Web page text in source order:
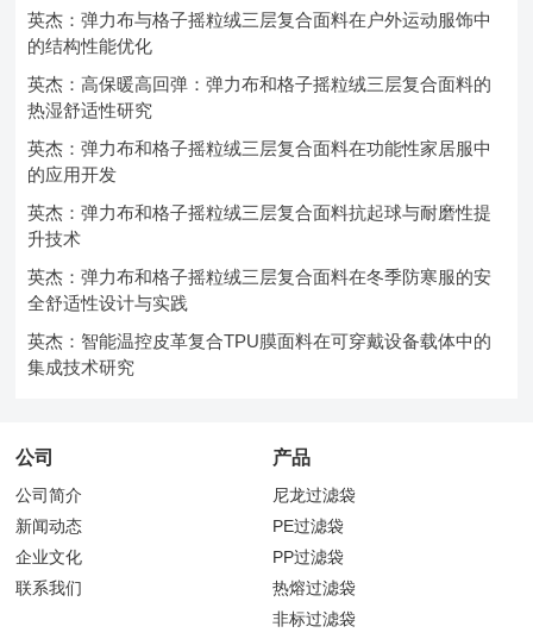
英杰：弹力布与格子摇粒绒三层复合面料在户外运动服饰中
的结构性能优化
英杰：高保暖高回弹：弹力布和格子摇粒绒三层复合面料的
热湿舒适性研究
英杰：弹力布和格子摇粒绒三层复合面料在功能性家居服中
的应用开发
英杰：弹力布和格子摇粒绒三层复合面料抗起球与耐磨性提
升技术
英杰：弹力布和格子摇粒绒三层复合面料在冬季防寒服的安
全舒适性设计与实践
英杰：智能温控皮革复合TPU膜面料在可穿戴设备载体中的
集成技术研究
公司
公司简介
新闻动态
企业文化
联系我们
产品
尼龙过滤袋
PE过滤袋
PP过滤袋
热熔过滤袋
非标过滤袋